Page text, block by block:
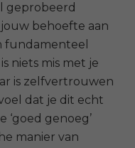
geprobeerd
behoefte aan
fundamenteel
niets mis met je
is zelfvertrouwen
dat je dit echt
‘goed genoeg’
manier van